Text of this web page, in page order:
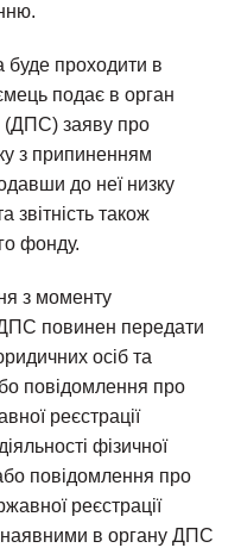
буде проходити в
подає в орган
(ДПС) заяву про
з припиненням
до неї низку
звітність також
фонду.
з моменту
повинен передати
осіб та
повідомлення про
реєстрації
фізичної
повідомлення про
реєстрації
наявними в органу ДПС